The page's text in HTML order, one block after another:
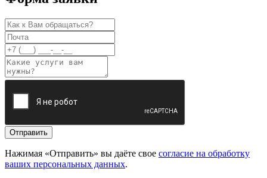
Отправить
Нажимая «Отправить» вы даёте свое согласие на обработку
ваших персональных данных.